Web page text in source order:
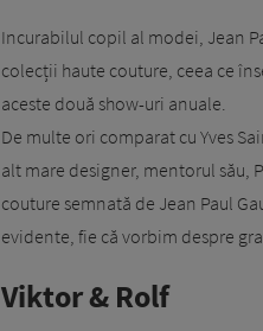
Incurabilul copil al modei, Jean
colecții haute couture, ceea ce
aceste două show-uri anuale.
De multe ori comparat cu Yves
alt mare designer, mentorul său,
couture semnată de Jean Paul
evidente, fie că vorbim despre
Viktor & Rolf